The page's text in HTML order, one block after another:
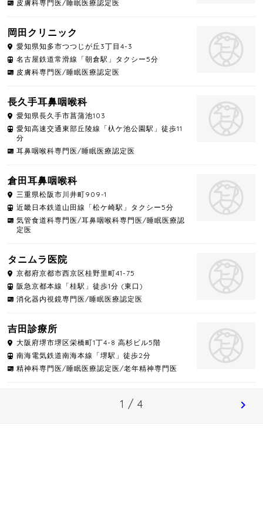
皮膚科専門医/睡眠医療認定医
岡田クリニック
愛知県知多市つつじが丘3丁目4-3
名古屋鉄道常滑線「朝倉駅」タクシー5分
皮膚科専門医/睡眠医療認定医
長久手耳鼻咽喉科
愛知県長久手市菖蒲池103
愛知高速交通東部丘陵線「杁ケ池公園駅」徒歩11
分
耳鼻咽喉科専門医/睡眠医療認定医
倉田耳鼻咽喉科
三重県松阪市 川井町909-1
近畿日本鉄道山田線「松ケ崎駅」タクシー5分
気管食道科専門医/耳鼻咽喉科専門医/睡眠医療認
定医
タニムラ医院
京都府京都市西京区桂野里町41-75
阪急京都本線「桂駅」徒歩1分 (東口)
消化器内視鏡専門医/睡眠医療認定医
吉田診療所
大阪府堺市堺区栄橋町1丁4-8 高杉ビル5階
南海電気鉄道南海本線「堺駅」徒歩2分
精神科専門医/睡眠医療認定医/老年精神専門医
1 / 4 chevron_right